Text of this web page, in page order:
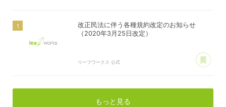
改正民法に伴う各種規約改定のお知らせ
（2020年3月25日改定）
リーフワークス 公式
もっと見る